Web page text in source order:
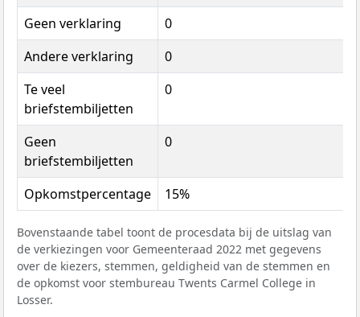
Geen verklaring
0
Andere verklaring
0
Te veel
briefstembiljetten
0
Geen
briefstembiljetten
0
Opkomstpercentage 15%
Bovenstaande tabel toont de procesdata bij de uitslag van
de verkiezingen voor Gemeenteraad 2022 met gegevens
over de kiezers, stemmen, geldigheid van de stemmen en
de opkomst voor stembureau Twents Carmel College in
Losser.